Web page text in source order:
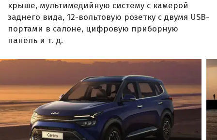
крыше, мультимедийную систему с камерой
заднего вида, 12-вольтовую розетку с двумя USB-
портами в салоне, цифровую приборную
панель и т. д.